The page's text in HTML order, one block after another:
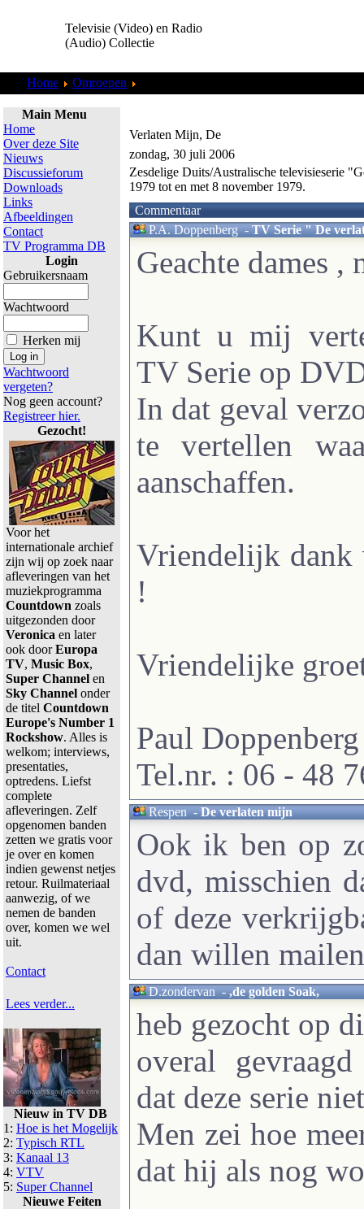
Televisie (Video) en Radio
(Audio) Collectie
Home Omroepen
Main Menu
Home
Over deze Site
Nieuws
Discussieforum
Downloads
Links
Afbeeldingen
Contact
TV Programma DB
Login
Gebruikersnaam
Wachtwoord
Herken mij
Wachtwoord
vergeten?
Nog geen account?
Registreer hier.
Gezocht!
Voor het
internationale archief
zijn wij op zoek naar
afleveringen van het
muziekprogramma
Countdown zoals
uitgezonden door
Veronica en later
ook doorEuropa
TV, Music Box,
Super Channel en
Sky Channel onder
de titel Countdown
Europe's Number 1
Rockshow. Alles is
welkom; interviews,
presentaties,
optredens. Liefst
complete
afleveringen. Zelf
opgenomen banden
zetten we gratis voor
je over en komen
indien gewenst netjes
retour. Ruilmateriaal
aanwezig, of we
nemen de banden
over, komen we wel
uit.
Contact
Lees verder...
Nieuw in TV DB
1: Hoe is het Mogelijk
2: Typisch RTL
3: Kanaal 13
4: VTV
5: Super Channel
Nieuwe Feiten
Verlaten Mijn, De
zondag, 30 juli 2006
Zesdelige Duits/Australische televisieserie
1979 tot en met 8 november 1979.
Commentaar
P.A. Doppenberg-TV Serie " De
Geachte dames ,
Kunt u mij
TV Serie op
In dat geval
te vertellen
aanschaffen.
Vriendelijk dank
!
Vriendelijke
Paul Doppenberg
Tel.nr. : 06 - 48
Respen-De verlaten mijn
Ook ik ben op
dvd, misschien
of deze
dan willen
D.zondervan-,de golden Soak,
heb gezocht op
overal
dat deze serie
Men zei hoe
dat hij als nog